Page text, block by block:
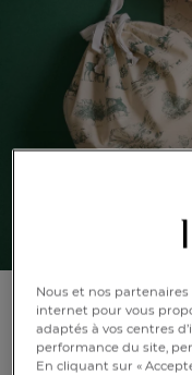
Pack linge de bain
Ombrage
Nous et nos
internet pour vous
adaptés à vos centres
performance du site,
En cliquant sur «